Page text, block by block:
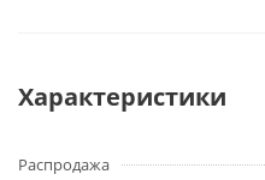
Характеристики
Распродажа